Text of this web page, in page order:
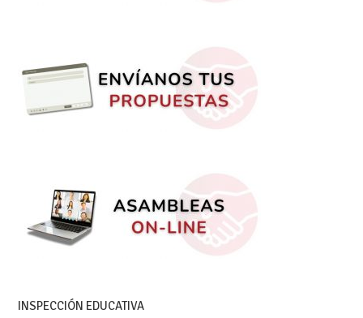
INSPECCIÓN EDUCATIVA